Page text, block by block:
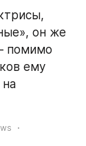
он же
помимо
ему